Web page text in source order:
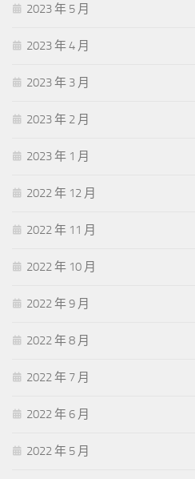
2023 年 5 月
2023 年 4 月
2023 年 3 月
2023 年 2 月
2023 年 1 月
2022 年 12 月
2022 年 11 月
2022 年 10 月
2022 年 9 月
2022 年 8 月
2022 年 7 月
2022 年 6 月
2022 年 5 月